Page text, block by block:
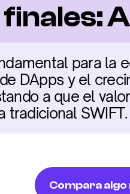
para la
DApps y el
a que el
tradicional SWIFT.
Compara algo